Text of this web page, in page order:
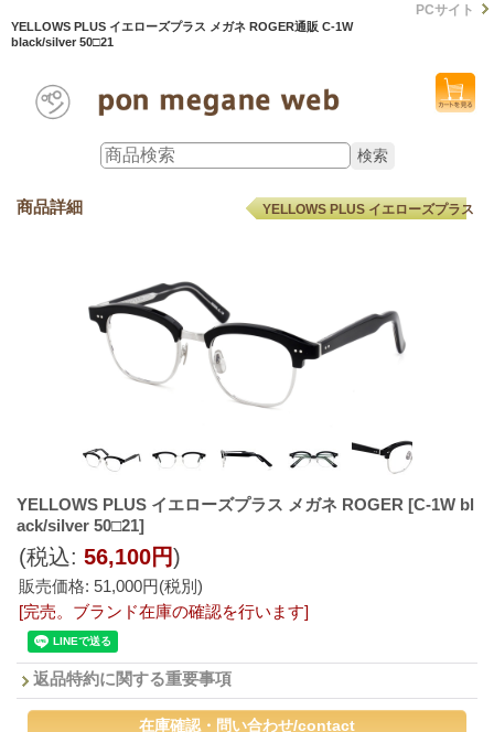
YELLOWS PLUS イエローズプラス メガネ ROGER通販 C-1W
black/silver 50□21
PCサイト
商品詳細 YELLOWS PLUS イエローズプラス
YELLOWS PLUS イエローズプラス メガネ ROGER [C-1W bl
ack/silver 50□21]
販売価格: 51,000円(税別)
(税込: 56,100円)
[完売。ブランド在庫の確認を行います]
返品特約に関する重要事項